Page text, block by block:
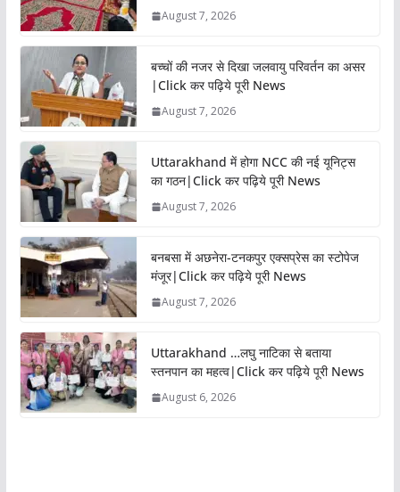
August 7, 2026
बच्चों की नजर से दिखा जलवायु परिवर्तन का असर
|Click कर पढ़िये पूरी News
August 7, 2026
Uttarakhand में होगा NCC की नई यूनिट्स
का गठन|Click कर पढ़िये पूरी News
August 7, 2026
बनबसा में अछनेरा-टनकपुर एक्सप्रेस का स्टोपेज
मंजूर|Click कर पढ़िये पूरी News
August 7, 2026
Uttarakhand …लघु नाटिका से बताया
स्तनपान का महत्व|Click कर पढ़िये पूरी News
August 6, 2026